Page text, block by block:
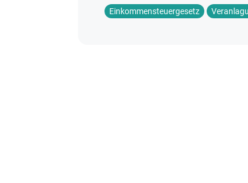
Einkommensteuergesetz